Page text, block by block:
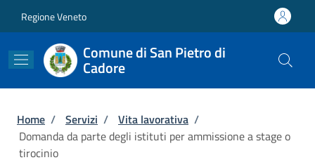
Regione Veneto
Comune di San Pietro di
Cadore
Briciole di pane
Home / Servizi / Vita lavorativa /
Domanda da parte degli istituti per ammissione a stage o
tirocinio